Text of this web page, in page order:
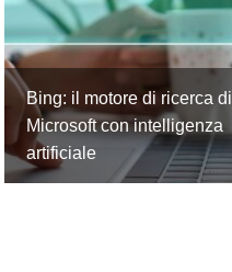
Bing: il motore di ricerca di
Microsoft con intelligenza
artificiale